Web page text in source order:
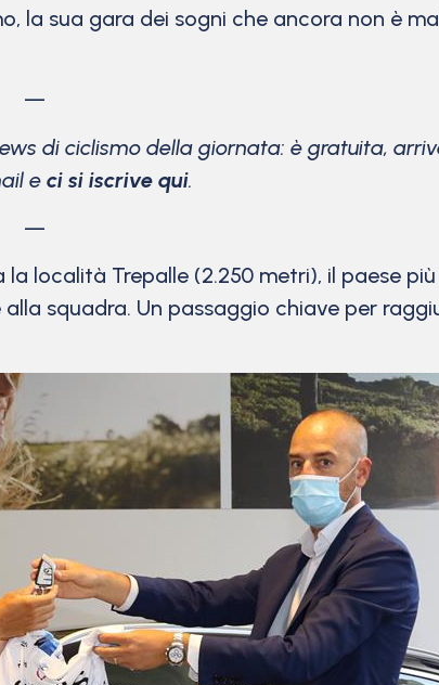
la sua gara dei sogni che ancora non è
—
di ciclismo della giornata: è gratuita,
e ci si iscrive qui.
—
località Trepalle (2.250 metri), il paese più
squadra. Un passaggio chiave per